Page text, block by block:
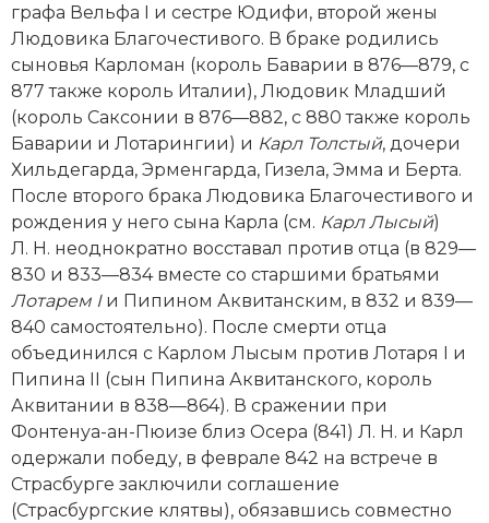
История, философия, теория и методология
исторического знания
Итория международных отношений
Латинская Америка
Новая история
Новейшая история
Нумизматика
Образование
Общественные объединения и организации
Политическая история
Революции и народные движения
графа Вельфа I и сестре Юдифи, второй жены
Людовика Благочестивого. В браке родились
сыновья Карломан (король Баварии в 876—879, с
877 также король Италии), Людовик Младший
(король Саксонии в 876—882, с 880 также король
Баварии и Лотарингии) и Карл Толстый, дочери
Хильдегарда, Эрменгарда, Гизела, Эмма и Берта.
После второго брака Людовика Благочестивого и
рождения у него сына Карла (см. Карл Лысый)
Л. Н. неоднократно восставал против отца (в 829—
830 и 833—834 вместе со старшими братьями
Лотарем Iи Пипином Аквитанским, в 832 и 839—
840 самостоятельно). После смерти отца
объединился с Карлом Лысым против Лотаря I и
Пипина II (сын Пипина Аквитанского, король
Аквитании в 838—864). В сражении при
Фонтенуа-ан-Пюизе близ Осера (841) Л. Н. и Карл
одержали победу, в феврале 842 на встрече в
Страсбурге заключили соглашение
(Страсбургские клятвы), обязавшись совместно